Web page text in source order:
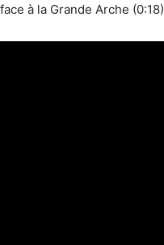
à la Grande Arche